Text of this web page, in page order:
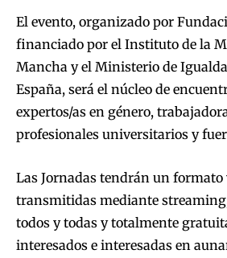
El evento, organizado por
financiado por el Instituto de la
Mancha y el Ministerio de
España, será el núcleo de
expertos/as en género,
profesionales universitarios y
Las Jornadas tendrán un
transmitidas mediante
todos y todas y totalmente
interesados e interesadas en